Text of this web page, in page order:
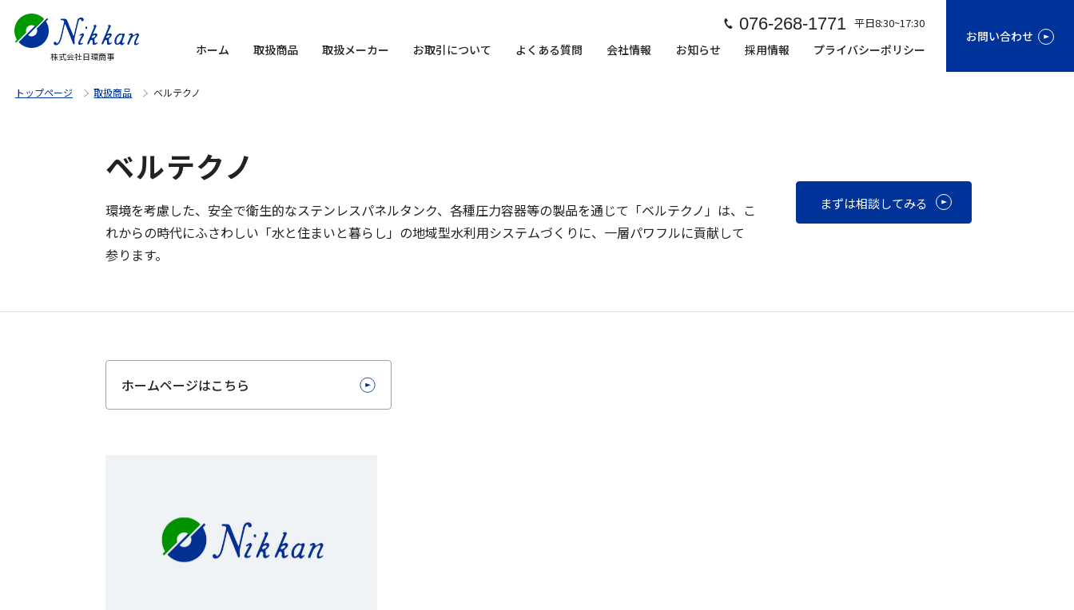
株式会社日環商事
076-268-1771 平日8:30~17:30
ホーム 取扱商品 取扱メーカー お取引について よくある質問 会社情報 お知らせ 採用情報 プライバシーポリシー
お問い合わせ
トップページ 取扱商品 ベルテクノ
ベルテクノ
環境を考慮した、安全で衛生的なステンレスパネルタンク、各種圧力容器等の製品を通じて「ベルテクノ」は、こ
れからの時代にふさわしい「水と住まいと暮らし」の地域型水利用システムづくりに、一層パワフルに貢献して
参ります。
まずは相談してみる
ホームページはこちら